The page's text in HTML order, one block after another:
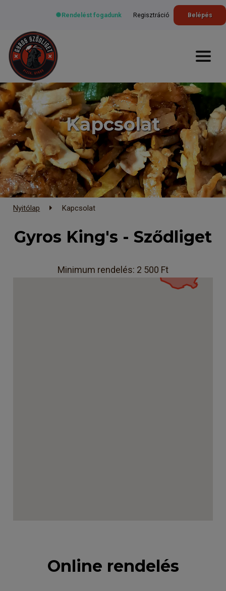
Rendelést fogadunk Regisztráció Belépés
Kapcsolat
Nyitólap Kapcsolat
Gyros King's - Sződliget
Minimum rendelés: 2 500 Ft
Online rendelés